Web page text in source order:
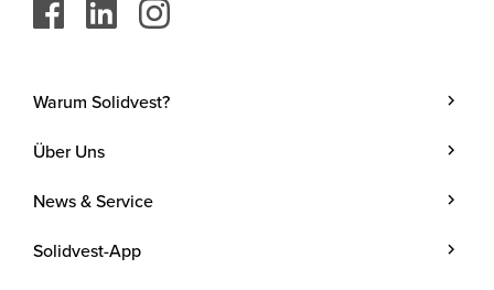
Warum Solidvest?
Geldanlage
Investmentstrategie
Investmentprozess
Über Uns
Unternehmen
Kosten
News & Service
Blog
Solidvest-App